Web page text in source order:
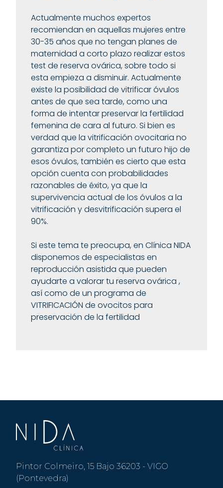
Actualmente muchos expertos
recomiendan en aquellas mujeres entre
30-35 años que no tengan planes de
maternidad a corto plazo realizar estos
test de reserva ovárica, sobre todo si
esta empieza a disminuir. Actualmente
existe la posibilidad de vitrificar óvulos
antes de que sea tarde, como una
forma de intentar preservar la fertilidad
femenina de cara al futuro. Si bien es
verdad que la vitrificación ovocitaria no
garantiza por completo un futuro hijo de
esos óvulos, también es cierto que esta
opción cuenta con probabilidades
razonables de éxito, ya que la
supervivencia actual de los óvulos a la
vitrificación y desvitrificación supera el
90%.
Si este tema te preocupa, en Clínica NIDA
disponemos de especialistas en
reproducción asistida que pueden
ayudarte a valorar tu reserva ovárica ,
así como de un programa de
VITRIFICACIÓN de ovocitos para
preservación de la fertilidad
Pintor Colmeiro, 15 Bajo 36203 - VIGO
(Pontevedra)